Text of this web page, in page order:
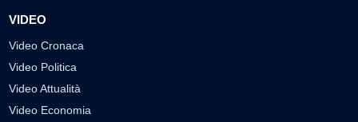
VIDEO
Video Cronaca
Video Politica
Video Attualità
Video Economia